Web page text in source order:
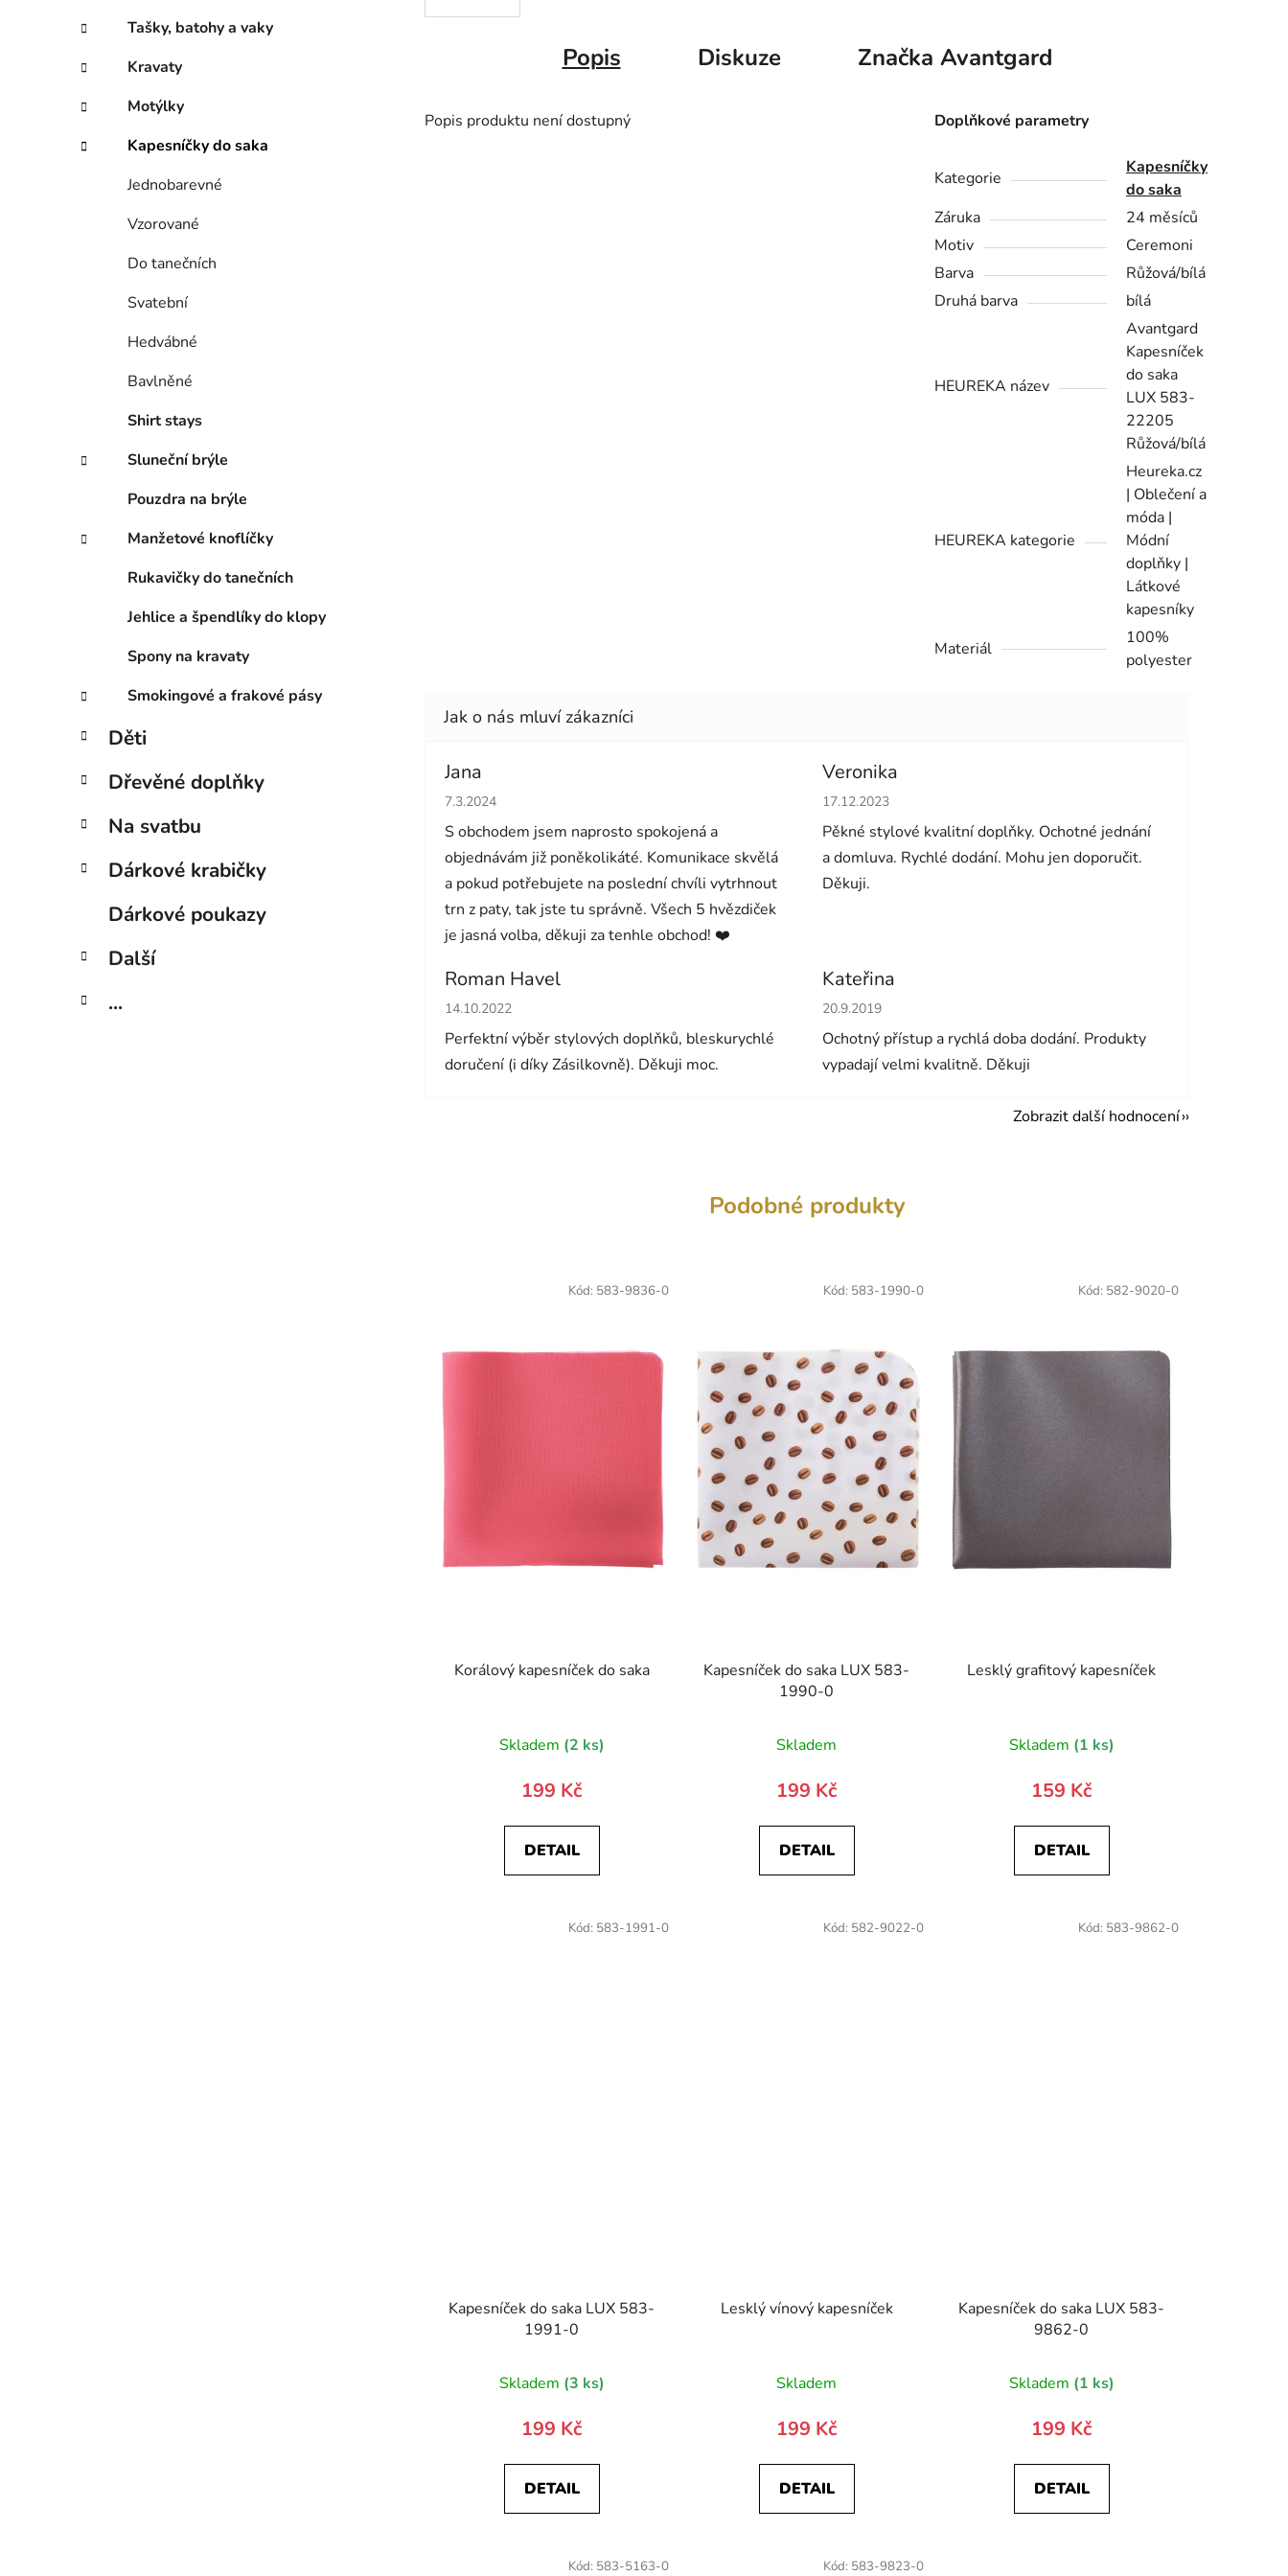
Tašky, batohy a vaky
Kravaty
Motýlky
Kapesníčky do saka
Jednobarevné
Vzorované
Do tanečních
Svatební
Hedvábné
Bavlněné
Shirt stays
Sluneční brýle
Pouzdra na brýle
Manžetové knoflíčky
Rukavičky do tanečních
Jehlice a špendlíky do klopy
Spony na kravaty
Smokingové a frakové pásy
Děti
Dřevěné doplňky
Na svatbu
Dárkové krabičky
Dárkové poukazy
Další
...
Popis Diskuze Značka Avantgard
Popis produktu není dostupný Doplňkové parametry
Kategorie
Kapesníčky
do saka
Záruka
24 měsíců
Motiv
Ceremoni
Barva
Růžová/bílá
Druhá barva
bílá
HEUREKA název
Avantgard
Kapesníček
do saka
LUX 583-
22205
Růžová/bílá
HEUREKA kategorie
Heureka.cz
| Oblečení a
móda |
Módní
doplňky |
Látkové
kapesníky
Materiál
100%
polyester
Jana
Hodnocení obchodu je 5 z 5 hvězdiček.
7.3.2024
S obchodem jsem naprosto spokojená a
objednávám již poněkolikáté. Komunikace skvělá
a pokud potřebujete na poslední chvíli vytrhnout
trn z paty, tak jste tu správně. Všech 5 hvězdiček
je jasná volba, děkuji za tenhle obchod! ❤️
Veronika
Hodnocení obchodu je 5 z 5 hvězdiček.
17.12.2023
Pěkné stylové kvalitní doplňky. Ochotné jednání
a domluva. Rychlé dodání. Mohu jen doporučit.
Děkuji.
Roman Havel
Hodnocení obchodu je 5 z 5 hvězdiček.
14.10.2022
Perfektní výběr stylových doplňků, bleskurychlé
doručení (i díky Zásilkovně). Děkuji moc.
Kateřina
Hodnocení obchodu je 5 z 5 hvězdiček.
20.9.2019
Ochotný přístup a rychlá doba dodání. Produkty
vypadají velmi kvalitně. Děkuji
Zobrazit další hodnocení
Podobné produkty
Korálový kapesníček do saka
Skladem (2 ks)
199 Kč
DETAIL
Kód: 583-9836-0
Kapesníček do saka LUX 583-
1990-0
Skladem
199 Kč
DETAIL
Kód: 583-1990-0
Lesklý grafitový kapesníček
Skladem (1 ks)
159 Kč
DETAIL
Kód: 582-9020-0
Kapesníček do saka LUX 583-
1991-0
Skladem (3 ks)
199 Kč
DETAIL
Kód: 583-1991-0
Lesklý vínový kapesníček
Skladem
199 Kč
DETAIL
Kód: 582-9022-0
Kapesníček do saka LUX 583-
9862-0
Skladem (1 ks)
199 Kč
DETAIL
Kód: 583-9862-0
Kód: 583-5163-0 Kód: 583-9823-0